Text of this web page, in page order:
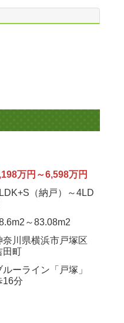
万円～6,598万円
（納戸）～4LD
2 ～83.08m2
奈川県横浜市戸塚区
田町
ルーライン「戸塚」
16分